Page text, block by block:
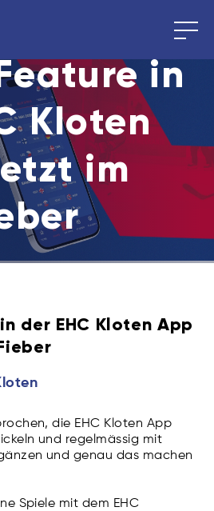
in
Kloten
im
der EHC Kloten App
die EHC Kloten App
und regelmässig mit
und genau das machen
Spiele mit dem EHC